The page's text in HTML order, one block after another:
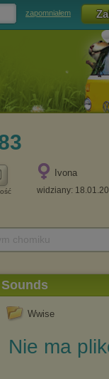
zapomniałem
Ivona
widziany:
Sounds
Wwise
Nie ma